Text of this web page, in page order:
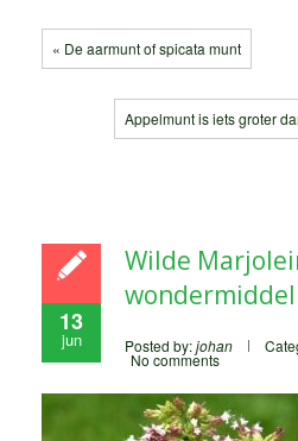
« De aarmunt of spicata munt
Appelmunt is iets groter
13
jun
Wilde
wondermiddel
Posted by:johan
No comments